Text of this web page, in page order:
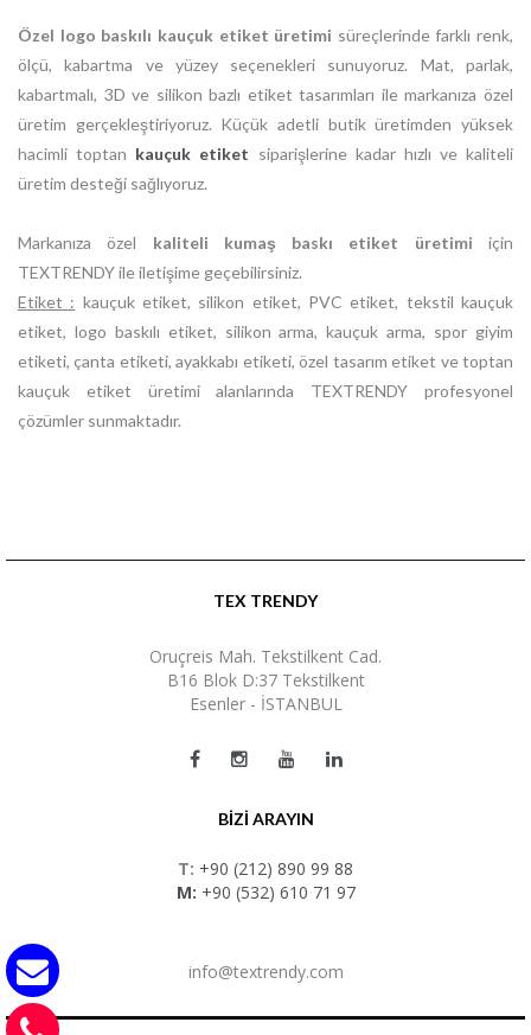
Özel logo baskılı kauçuk etiket üretimi süreçlerinde farklı renk,
ölçü, kabartma ve yüzey seçenekleri sunuyoruz. Mat, parlak,
kabartmalı, 3D ve silikon bazlı etiket tasarımları ile markanıza özel
üretim gerçekleştiriyoruz. Küçük adetli butik üretimden yüksek
hacimli toptan kauçuk etiket siparişlerine kadar hızlı ve kaliteli
üretim desteği sağlıyoruz.
Markanıza özel kaliteli kumaş baskı etiket üretimi için
TEXTRENDY ile iletişime geçebilirsiniz.
Etiket : kauçuk etiket, silikon etiket, PVC etiket, tekstil kauçuk
etiket, logo baskılı etiket, silikon arma, kauçuk arma, spor giyim
etiketi, çanta etiketi, ayakkabı etiketi, özel tasarım etiket ve toptan
kauçuk etiket üretimi alanlarında TEXTRENDY profesyonel
çözümler sunmaktadır.
TEX TRENDY
Oruçreis Mah. Tekstilkent Cad.
B16 Blok D:37 Tekstilkent
Esenler - İSTANBUL
BİZİ ARAYIN
T: +90 (212) 890 99 88
M: +90 (532) 610 71 97
info@textrendy.com